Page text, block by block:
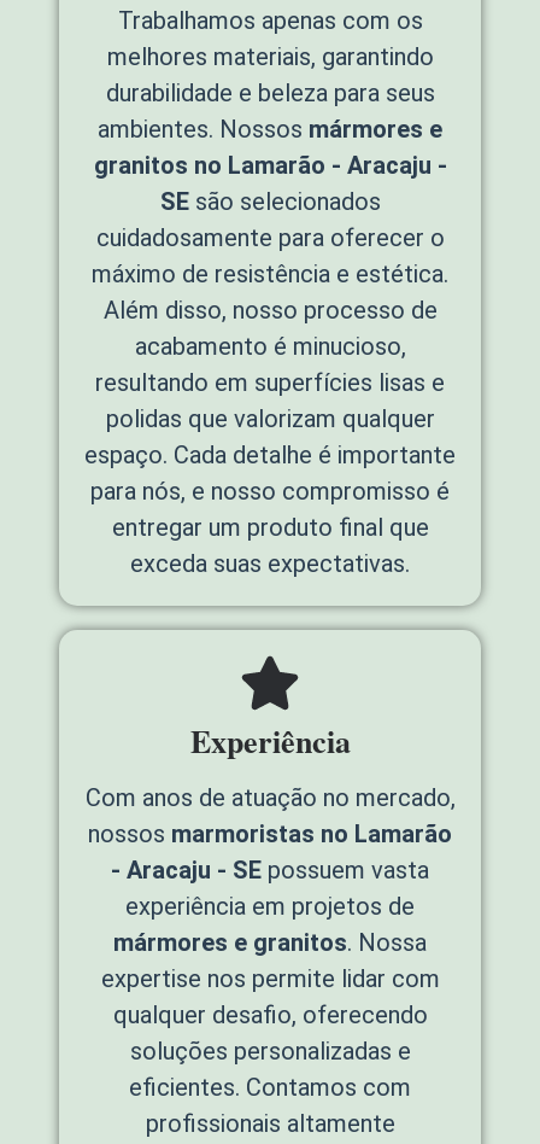
Trabalhamos apenas com os
melhores materiais, garantindo
durabilidade e beleza para seus
ambientes. Nossos mármores e
granitos no Lamarão - Aracaju -
SEsão selecionados
cuidadosamente para oferecer o
máximo de resistência e estética.
Além disso, nosso processo de
acabamento é minucioso,
resultando em superfícies lisas e
polidas que valorizam qualquer
espaço. Cada detalhe é importante
para nós, e nosso compromisso é
entregar um produto final que
exceda suas expectativas.
Experiência
Com anos de atuação no mercado,
nossos marmoristas no Lamarão
- Aracaju - SE possuem vasta
experiência em projetos de
mármores e granitos. Nossa
expertise nos permite lidar com
qualquer desafio, oferecendo
soluções personalizadas e
eficientes. Contamos com
profissionais altamente